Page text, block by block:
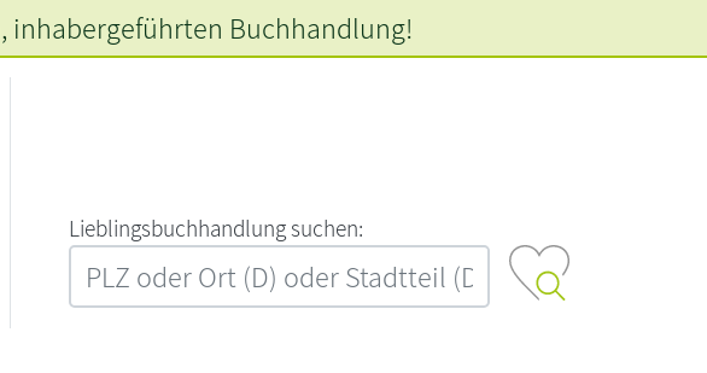
L‍i‍e‍b‍l‍i‍n‍g‍s‍b‍u‍c‍h‍h‍a‍n‍d‍l‍u‍n‍g‍ ‍s‍u‍c‍h‍e‍n‍:‍
, inhabergeführten Buchhandlung!